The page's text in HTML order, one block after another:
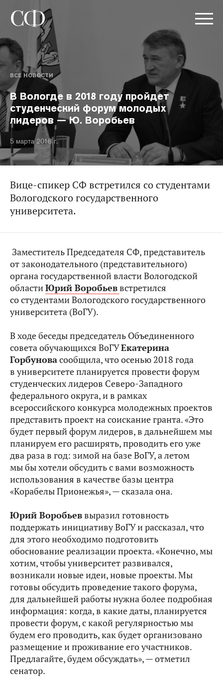
ВСЕ НОВОСТИ
В Вологде в 2018 году пройдет
студенческий форум молодых
лидеров — Ю. Воробьев
5 марта 2018 г.
Вице-спикер СФ встретился со студентами
Вологодского государственного
университета.
Заместитель Председателя СФ, представитель
от законодательного (представительного)
органа государственной власти Вологодской
областиЮрий Воробьеввстретился
со студентами Вологодского государственного
университета (ВоГУ).
В ходе беседы председатель Объединенного
совета обучающихся ВоГУЕкатерина
Горбуновасообщила, что осенью 2018 года
в университете планируется провести форум
студенческих лидеров Северо-Западного
федерального округа, и в рамках
всероссийского конкурса молодежных проектов
представить проект на соискание гранта. «Это
будет первый форум лидеров, в дальнейшем мы
планируем его расширять, проводить его уже
два раза в год: зимой на базе ВоГУ, а летом
мы бы хотели обсудить с вами возможность
использования в качестве базы центра
«Корабелы Прионежья», — сказала она.
Юрий Воробьеввыразил готовность
поддержать инициативу ВоГУ и рассказал, что
для этого необходимо подготовить
обоснование реализации проекта. «Конечно, мы
хотим, чтобы университет развивался,
возникали новые идеи, новые проекты. Мы
готовы обсудить проведение такого форума,
для дальнейшей работы нужна более подробная
информация: когда, в какие даты, планируется
провести форум, с какой регулярностью мы
будем его проводить, как будет организовано
размещение и проживание его участников.
Предлагайте, будем обсуждать», — отметил
сенатор.